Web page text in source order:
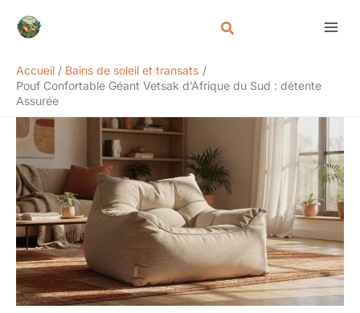
Accueil
Bains de soleil et transats
Pouf Confortable Géant Vetsak d’Afrique du Sud : détente
Assurée